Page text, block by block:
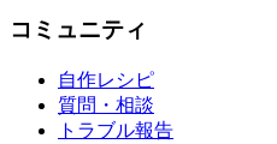
コミュニティ
自作レシピ
質問・相談
トラブル報告